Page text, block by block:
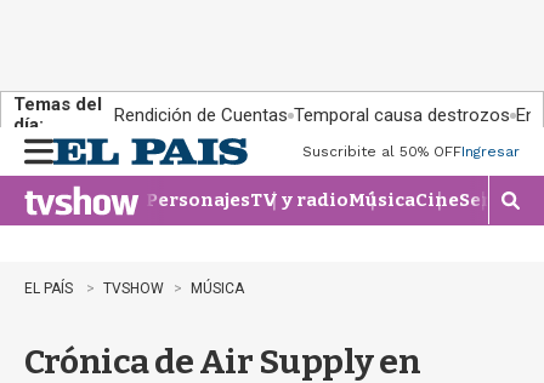
Temas del
día:
Rendición de Cuentas Temporal causa destrozos En
n
u
Suscribite al 50% OFFIngresar
PersonajesTV y radioMúsicaCineSeries
M
o
EL PAÍS TVSHOW MÚSICA
Crónica de Air Supply en